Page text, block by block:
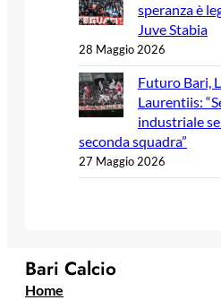
speranza è
Juve Stabia
28 Maggio 2026
Futuro Bari,
Laurentiis:
industriale
seconda squadra”
27 Maggio 2026
Bari Calcio
Home